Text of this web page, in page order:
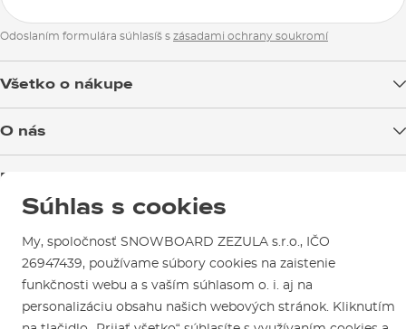
Odoslaním formulára súhlasíš s zásadami ochrany soukromí
Všetko o nákupe
Výmena a vrátenie tovaru
Reklamácie
Návody na použitie a údržbu
Kontakty
O nás
Ako si vybrať vybavenie
Predajňa v Brne
Otváracia doba
Mapa a ako k nám
Parkovanie
Sme overený e-shop.
Naši spokojní zákazníci nám udelili
Súhlas s cookies
My, spoločnosť SNOWBOARD ZEZULA s.r.o., IČO
26947439, používame súbory cookies na zaistenie
funkčnosti webu a s vaším súhlasom o. i. aj na
personalizáciu obsahu našich webových stránok. Kliknutím